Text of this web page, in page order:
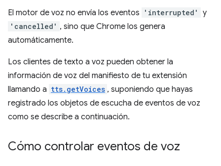
El motor de voz no envía los eventos 'interrupted' y
'cancelled' , sino que Chrome los genera
automáticamente.
Los clientes de texto a voz pueden obtener la
información de voz del manifiesto de tu extensión
llamando a tts.getVoices , suponiendo que hayas
registrado los objetos de escucha de eventos de voz
como se describe a continuación.
Cómo controlar eventos de voz